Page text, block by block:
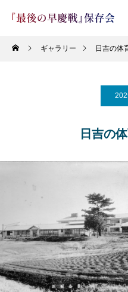
ギャラリー 日吉の体
日吉の